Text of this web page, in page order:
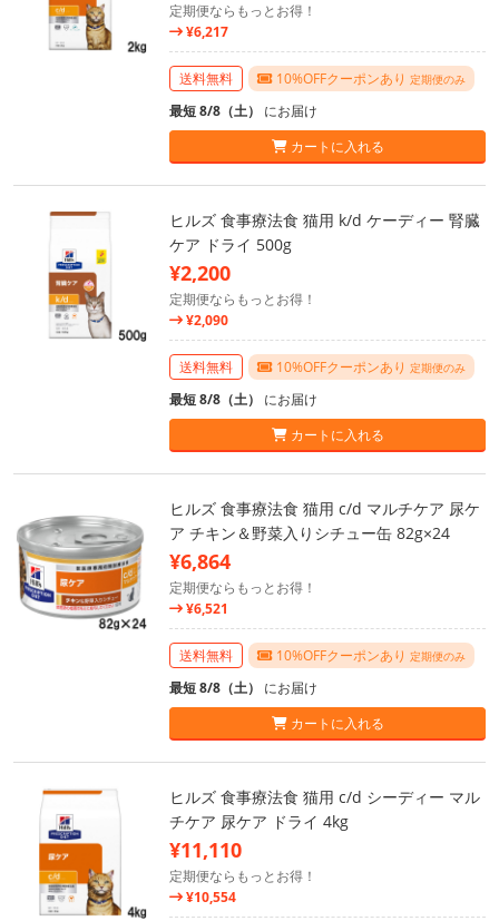
定期便ならもっとお得！
¥6,217
送料無料 10%OFFクーポンあり 定期便のみ
最短 8/8（土） にお届け
カートに入れる
ヒルズ 食事療法食 猫用 k/d ケーディー 腎臓
ケア ドライ 500g
¥2,200
定期便ならもっとお得！
¥2,090
送料無料 10%OFFクーポンあり 定期便のみ
最短 8/8（土） にお届け
カートに入れる
ヒルズ 食事療法食 猫用 c/d マルチケア 尿ケ
ア チキン＆野菜入りシチュー缶 82g×24
¥6,864
定期便ならもっとお得！
¥6,521
送料無料 10%OFFクーポンあり 定期便のみ
最短 8/8（土） にお届け
カートに入れる
ヒルズ 食事療法食 猫用 c/d シーディー マル
チケア 尿ケア ドライ 4kg
¥11,110
定期便ならもっとお得！
¥10,554